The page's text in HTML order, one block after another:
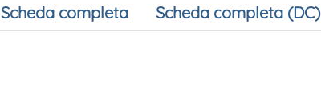
Scheda completa Scheda completa (DC)